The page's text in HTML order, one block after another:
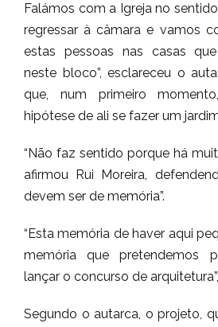
Falámos com a Igreja no
regressar à câmara e vamos
estas pessoas nas casas
neste bloco”, esclareceu o
que, num primeiro
hipótese de ali se fazer um
“Não faz sentido porque há
afirmou Rui Moreira,
devem ser de memória”.
“Esta memória de haver aqui
memória que pretendemos
lançar o concurso de
Segundo o autarca, o projeto,